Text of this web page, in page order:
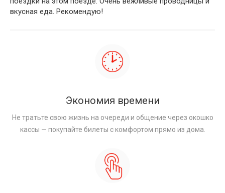
вкусная еда. Рекомендую!
Экономия времени
Не тратьте свою жизнь на очереди и общение через окошко
кассы — покупайте билеты с комфортом прямо из дома.